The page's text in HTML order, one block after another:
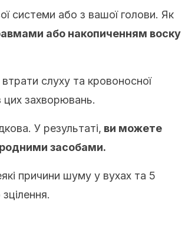
системи або з вашої голови. Як
або накопиченням воску
слуху та кровоносної
захворювань.
У результаті, ви можете
засобами.
причини шуму у вухах та 5